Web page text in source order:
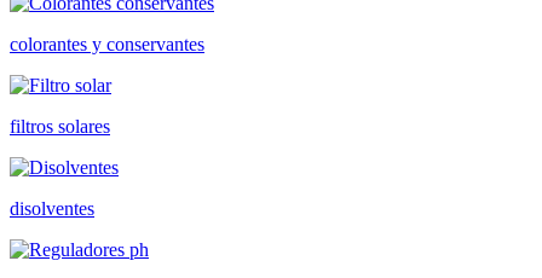
colorantes y conservantes
filtros solares
disolventes